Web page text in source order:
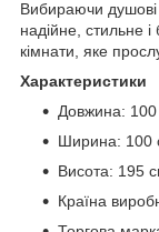
Вибираючи душові
надійне, стильне
кімнати, яке
Характеристики
Довжина:
Ширина: 100
Висота: 195
Країна